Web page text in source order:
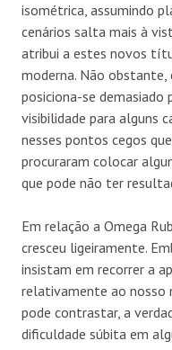
isométrica, assumindo
cenários salta mais à
atribui a estes novos
moderna. Não
posiciona-se
visibilidade para alguns
nesses pontos cegos
procuraram colocar
que pode não ter
Em relação a Omega
cresceu ligeiramente.
insistam em recorrer a
relativamente ao nosso
pode contrastar, a
dificuldade súbita em